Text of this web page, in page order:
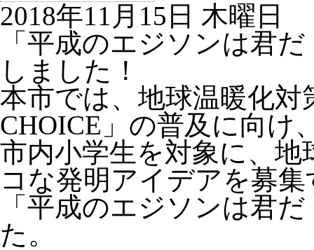
2018年11月15日 木曜日
「平成のエジソンは君
しました！
本市では、地球温暖化対
CHOICE」の普及に向け
市内小学生を対象に、
コな発明アイデアを募集
「平成のエジソンは君
た。